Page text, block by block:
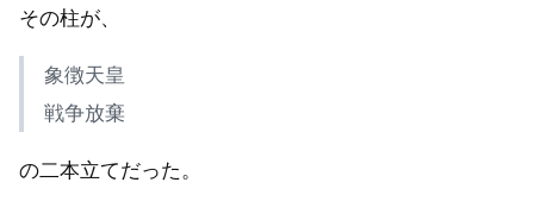
その柱が、
象徴天皇
戦争放棄
の二本立てだった。